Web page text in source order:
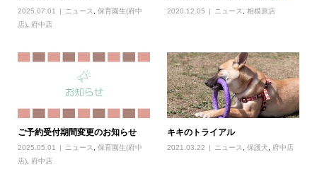
2025.07.01 ニュース
保育園生(府中
店), 府中店
2020.12.05 ニュース ,相模原店
ご予約受付期間変更のお知らせ
2025.05.01 ニュース
保育園生(府中
店), 府中店
キキのトライアル
2021.03.22 ニュース ,保護犬 府中店